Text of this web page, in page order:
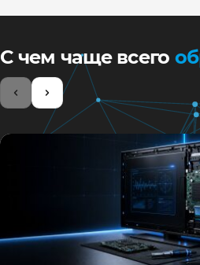
С чем чаще всего